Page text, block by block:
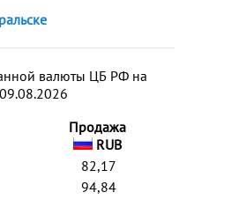
валюты ЦБ РФ на
09.08.2026
Продажа
RUB
82,17
94,84